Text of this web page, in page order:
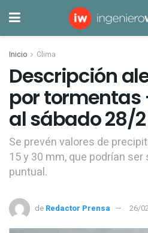
Inicio Clima
Descripción
por tormentas
al sábado 28/2
Se prevén valores de
15 y 30 mm, que podrían
puntual.
de Redactor Prensa 26/